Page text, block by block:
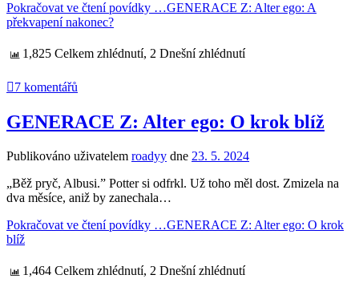
Pokračovat ve čtení povídky …GENERACE Z: Alter ego: A
překvapení nakonec?
1,825 Celkem zhlédnutí, 2 Dnešní zhlédnutí
7 komentářů
GENERACE Z: Alter ego: O krok blíž
Publikováno uživatelem roadyy dne 23. 5. 2024
„Běž pryč, Albusi.” Potter si odfrkl. Už toho měl dost. Zmizela na
dva měsíce, aniž by zanechala…
Pokračovat ve čtení povídky …GENERACE Z: Alter ego: O krok
blíž
1,464 Celkem zhlédnutí, 2 Dnešní zhlédnutí